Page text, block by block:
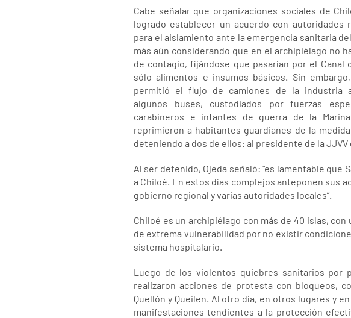
Cabe señalar que organizaciones sociales de
logrado establecer un acuerdo con autoridades
para el aislamiento ante la emergencia sanitaria
más aún considerando que en el archipiélago no
de contagio, fijándose que pasarían por el Canal
sólo alimentos e insumos básicos. Sin
permitió el flujo de camiones de la industria
algunos buses, custodiados por fuerzas
carabineros e infantes de guerra de la
reprimieron a habitantes guardianes de la
deteniendo a dos de ellos: al presidente de la JJVV
Al ser detenido, Ojeda señaló: “es lamentable
a Chiloé. En estos días complejos anteponen sus
gobierno regional y varias autoridades locales”.
Chiloé es un archipiélago con más de 40 islas,
de extrema vulnerabilidad por no existir
sistema hospitalario.
Luego de los violentos quiebres sanitarios por
realizaron acciones de protesta con bloqueos,
Quellón y Queilen. Al otro día, en otros lugares y
manifestaciones tendientes a la protección